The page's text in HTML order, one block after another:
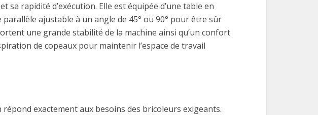
sa rapidité d’exécution. Elle est équipée d’une table en
ajustable à un angle de 45° ou 90° pour être sûr
une grande stabilité de la machine ainsi qu’un confort
de copeaux pour maintenir l’espace de travail
exactement aux besoins des bricoleurs exigeants.